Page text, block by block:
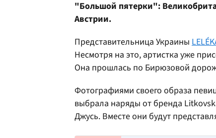
"Большой пятерки":
Австрии.
Представительница Украины
Несмотря на это, артистка уже
Она прошлась по Бирюзовой
Фотографиями своего образа
выбрала наряды от бренда
Джусь. Вместе они будут